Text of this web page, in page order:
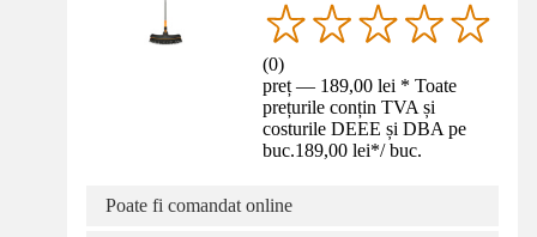
(0)
preț — 189,00 lei * Toate
prețurile conțin TVA și
costurile DEEE și DBA pe
buc.189,00 lei*/ buc.
Poate fi comandat online